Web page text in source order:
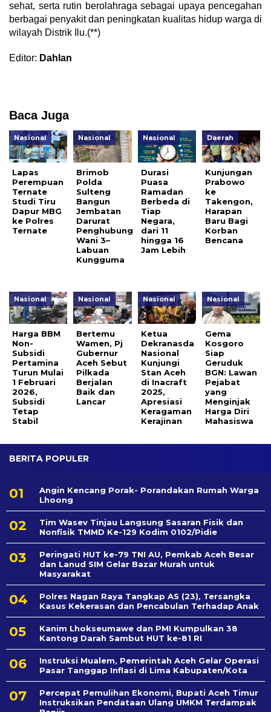
sehat, serta rutin berolahraga sebagai upaya pencegahan
berbagai penyakit dan peningkatan kualitas hidup warga di
wilayah Distrik Ilu.(**)
Editor: Dahlan
Baca Juga
Nasional
Lapas
Perempuan
Ternate
Studi Tiru
Dapur MBG
ke Polres
Ternate
Nasional
Brimob
Polda
Sulteng
Bangun
Jembatan
Darurat
Penghubung
Wani 3–
Labuan
Kungguma
Nasional
Durasi
Puasa
Ramadan
Berbeda di
Tiap
Negara,
dari 11
hingga 16
Jam Lebih
Daerah
Kunjungan
Prabowo
ke
Takengon,
Harapan
Baru Bagi
Korban
Bencana
Nasional
Harga BBM
Non-
Subsidi
Pertamina
Turun Mulai
1 Februari
2026,
Subsidi
Tetap
Stabil
Nasional
Bertemu
Wamen, Pj
Gubernur
Aceh Sebut
Pilkada
Berjalan
Baik dan
Lancar
Nasional
Ketua
Dekranasda
Nasional
Kunjungi
Stan Aceh
di Inacraft
2025,
Apresiasi
Keragaman
Kerajinan
Nasional
Gema
Kosgoro
Siap
Geruduk
BGN: Lawan
Pejabat
yang
Menginjak
Harga Diri
Mahasiswa
BERITA POPULER
Angin Kencang Porak- Porandakan Rumah Warga
Lhoong
Tim Wasev Tinjau Langsung Sasaran Fisik dan
Nonfisik TMMD Ke-129 Kodim 0102/Pidie
Peringati HUT ke-79 TNI AU, Pemkab Aceh Besar
dan Lanud SIM Gelar Bazar Murah untuk
Masyarakat
Polres Nagan Raya Tangkap AS (23), Tersangka
Kasus Kekerasan dan Pencabulan Terhadap Anak
Kanim Lhokseumawe dan PMI Kumpulkan 38
Kantong Darah Sambut HUT ke-81 RI
Instruksi Mualem, Pemerintah Aceh Gelar Operasi
Pasar Tanggap Inflasi di Lima Kabupaten/Kota
Percepat Pemulihan Ekonomi, Bupati Aceh Timur
Instruksikan Pendataan Ulang UMKM Terdampak